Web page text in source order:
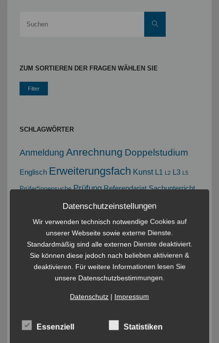
" Suchen
ZUM SORTIEREN DER FRAGEN WÄHLEN SIE
SCHLAGWÖRTER
Anmeldung Anrechnung Doppelstudium
Englisch Erweiterungsfach Kunst L1 L2 L3 L5
Prüfer*innensuche Prüfung Referendariat Sachunterricht
Staatsexamen
Stellenausschreibung
Wechselangelegenheiten
Wiederholen ZPL
Datenschutzeinstellungen
Wir verwenden technisch notwendige Cookies auf
unserer Webseite sowie externe Dienste.
Standardmäßig sind alle externen Dienste deaktiviert.
Sie können diese jedoch nach belieben aktivieren &
deaktivieren. Für weitere Informationen lesen Sie
unsere Datenschutzbestimmungen.
Datenschutz| Impressum
Essenziell Statistiken